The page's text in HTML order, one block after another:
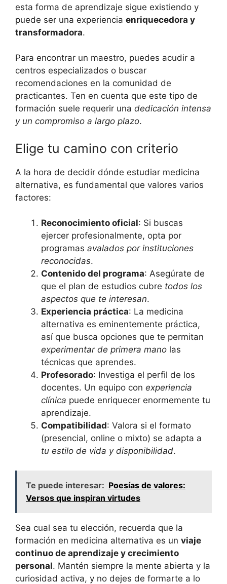
esta forma de aprendizaje sigue existiendo y
puede ser una experiencia enriquecedora y
transformadora.
Para encontrar un maestro, puedes acudir a
centros especializados o buscar
recomendaciones en la comunidad de
practicantes. Ten en cuenta que este tipo de
formación suele requerir una dedicación intensa
y un compromiso a largo plazo.
Elige tu camino con criterio
A la hora de decidir dónde estudiar medicina
alternativa, es fundamental que valores varios
factores:
Reconocimiento oficial: Si buscas
ejercer profesionalmente, opta por
programas avalados por instituciones
reconocidas.
Contenido del programa: Asegúrate de
que el plan de estudios cubre todos los
aspectos que te interesan.
Experiencia práctica: La medicina
alternativa es eminentemente práctica,
así que busca opciones que te permitan
experimentar de primera mano las
técnicas que aprendes.
Profesorado: Investiga el perfil de los
docentes. Un equipo con experiencia
clínica puede enriquecer enormemente tu
aprendizaje.
Compatibilidad: Valora si el formato
(presencial, online o mixto) se adapta a
tu estilo de vida y disponibilidad.
Te puede interesar: Poesías de valores:
Versos que inspiran virtudes
Sea cual sea tu elección, recuerda que la
formación en medicina alternativa es un viaje
continuo de aprendizaje y crecimiento
personal. Mantén siempre la mente abierta y la
curiosidad activa, y no dejes de formarte a lo